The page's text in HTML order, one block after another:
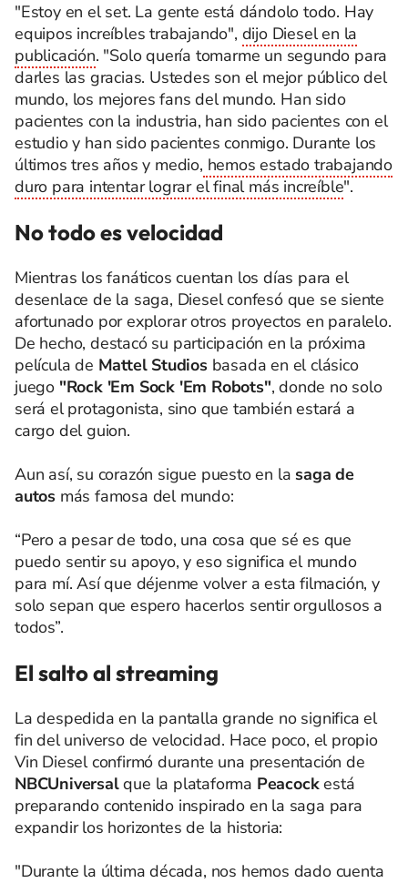
"Estoy en el set. La gente está dándolo todo. Hay
equipos increíbles trabajando", dijo Diesel en la
publicación. "Solo quería tomarme un segundo para
darles las gracias. Ustedes son el mejor público del
mundo, los mejores fans del mundo. Han sido
pacientes con la industria, han sido pacientes con el
estudio y han sido pacientes conmigo. Durante los
últimos tres años y medio, hemos estado trabajando
duro para intentar lograr el final más increíble".
No todo es velocidad
Mientras los fanáticos cuentan los días para el
desenlace de la saga, Diesel confesó que se siente
afortunado por explorar otros proyectos en paralelo.
De hecho, destacó su participación en la próxima
película de Mattel Studiosbasada en el clásico
juego "Rock 'Em Sock 'Em Robots", donde no solo
será el protagonista, sino que también estará a
cargo del guion.
Aun así, su corazón sigue puesto en la saga de
autos más famosa del mundo:
“Pero a pesar de todo, una cosa que sé es que
puedo sentir su apoyo, y eso significa el mundo
para mí. Así que déjenme volver a esta filmación, y
solo sepan que espero hacerlos sentir orgullosos a
todos”.
El salto al streaming
La despedida en la pantalla grande no significa el
fin del universo de velocidad. Hace poco, el propio
Vin Diesel confirmó durante una presentación de
NBCUniversalque la plataforma Peacockestá
preparando contenido inspirado en la saga para
expandir los horizontes de la historia:
"Durante la última década, nos hemos dado cuenta